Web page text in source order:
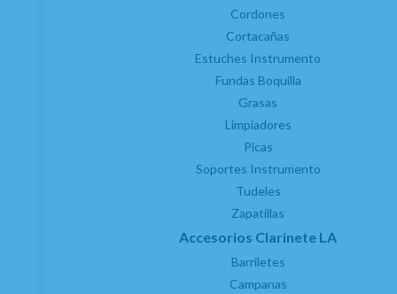
Cordones
Cortacañas
Estuches Instrumento
Fundas Boquilla
Grasas
Limpiadores
Picas
Soportes Instrumento
Tudeles
Zapatillas
Accesorios Clarinete LA
Barriletes
Campanas